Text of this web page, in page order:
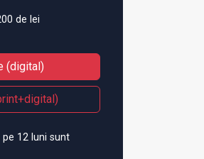
de lei
(digital)
12 luni sunt